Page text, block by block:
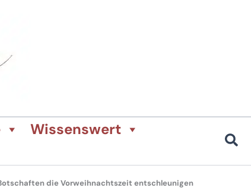
Wissenswert
die Vorweihnachtszeit entschleunigen